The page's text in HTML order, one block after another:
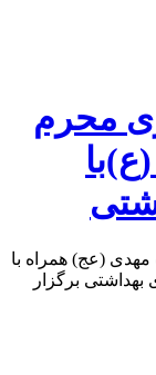
محرم
(عج) همراه با
برگزار